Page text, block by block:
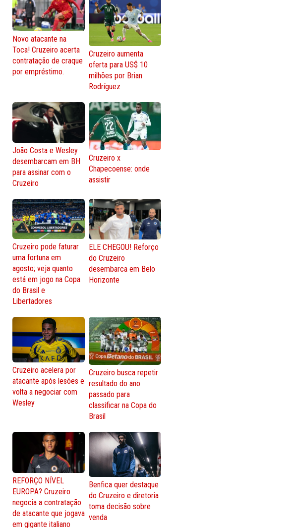
Novo atacante na
Toca! Cruzeiro acerta
contratação de craque
por empréstimo.
Cruzeiro aumenta
oferta para US$ 10
milhões por Brian
Rodríguez
João Costa e Wesley
desembarcam em BH
para assinar com o
Cruzeiro
Cruzeiro x
Chapecoense: onde
assistir
Cruzeiro pode faturar
uma fortuna em
agosto; veja quanto
está em jogo na Copa
do Brasil e
Libertadores
ELE CHEGOU! Reforço
do Cruzeiro
desembarca em Belo
Horizonte
Cruzeiro acelera por
atacante após lesões e
volta a negociar com
Wesley
Cruzeiro busca repetir
resultado do ano
passado para
classificar na Copa do
Brasil
REFORÇO NÍVEL
EUROPA? Cruzeiro
negocia a contratação
de atacante que jogava
em gigante italiano
Benfica quer destaque
do Cruzeiro e diretoria
toma decisão sobre
venda